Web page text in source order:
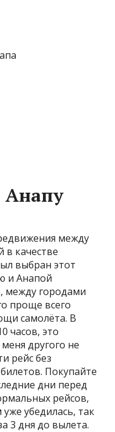
Анапу
между
в качестве
выбран этот
и Анапой
между городами
проще всего
самолёта. В
часов, это
другого не
рейс без
Покупайте
дни перед
рейсов,
убедилась, так
3 дня до вылета.